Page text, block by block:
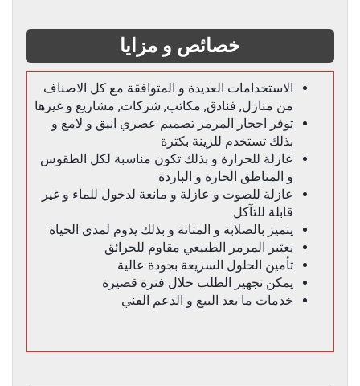
خصائص و مزايا
الاستخدامات العديدة و المتوافقة مع كل الاصناف
من منازل, فنادق, مكاتب, شركات, مشاريع و غيرها
توفر احجار المرمر تصميم عصري انيق و لامع و
بذلك تستخدم للزينة بكثرة
عازلة للحرارة و بذلك تكون مناسبة لكل الطقوس
و المناطق الحارة و الباردة
عازلة للصوت و عازلة و مانعة لدخول للماء و غير
قابلة للتآكل
يتميز بالصلابة و المتانة و بذلك يدوم لمدى الحياة
يعتبر المرمر الطبيعي مقاوم للحرائق
تأمين الحلول السريعة بجودة عالية
يمكن تجهيز الطلب خلال فترة قصيرة
خدمات ما بعد البيع و الدعم الفني